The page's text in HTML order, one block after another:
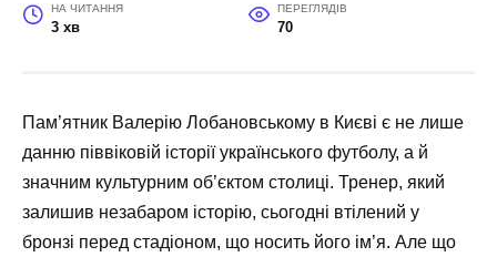
НА ЧИТАННЯ
3 хв
ПЕРЕГЛЯДІВ
70
Пам’ятник Валерію Лобановському в Києві є не лише
данню піввіковій історії українського футболу, а й
значним культурним об’єктом столиці. Тренер, який
залишив незабаром історію, сьогодні втілений у
бронзі перед стадіоном, що носить його ім’я. Але що